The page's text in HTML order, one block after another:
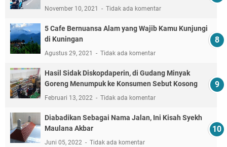
November 10, 2021 Tidak ada komentar
5 Cafe Bernuansa Alam yang Wajib Kamu Kunjungi
di Kuningan
Agustus 29, 2021 Tidak ada komentar
Hasil Sidak Diskopdaperin, di Gudang Minyak
Goreng Menumpuk ke Konsumen Sebut Kosong
Februari 13, 2022 Tidak ada komentar
Diabadikan Sebagai Nama Jalan, Ini Kisah Syekh
Maulana Akbar
Juni 05, 2022 Tidak ada komentar